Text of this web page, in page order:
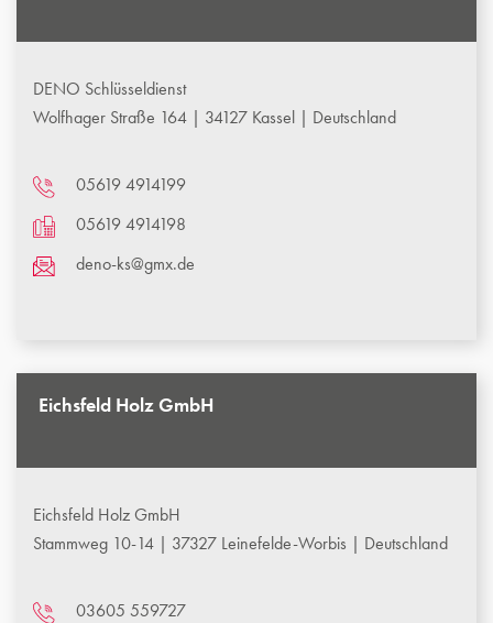
DENO Schlüsseldienst
Wolfhager Straße 164 | 34127 Kassel | Deutschland
05619 4914199
05619 4914198
deno-ks@gmx.de
Eichsfeld Holz GmbH
Eichsfeld Holz GmbH
Stammweg 10-14 | 37327 Leinefelde-Worbis | Deutschland
03605 559727